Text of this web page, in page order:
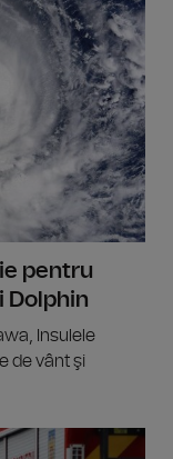
pentru
Dolphin
Insulele
de vânt şi